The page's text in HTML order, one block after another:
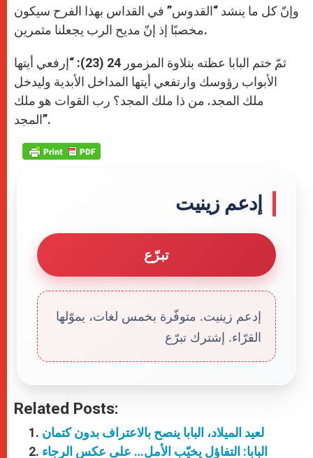
وإنّ كل ما ينشد “القدوس” في القداس بهذا الفرح سيكون
مخصبًا إذ إنّ مديح الرب يجعلنا مثمرين.
ثمّ ختم البابا عظته بتلاوة المزمور 24 (23): “إرفعي أيتها
الأبواب رؤوسك وارتفعي أيتها المداخل الأبدية وليدخل
ملك المجد. من ذا ملك المجد؟ رب القوات هو ملك
المجد”.
إدعم زينيت
تبرّع
إدعم زينيت. متوفّرة بخمس لغات، يموّلها
القرّاء. إشترك تبرّع
Related Posts:
لعيد الميلاد، البابا ينصح بالاعتراف بدون كتمان
البابا: التفاؤل يخيّب الأمل… على عكس الرجاء